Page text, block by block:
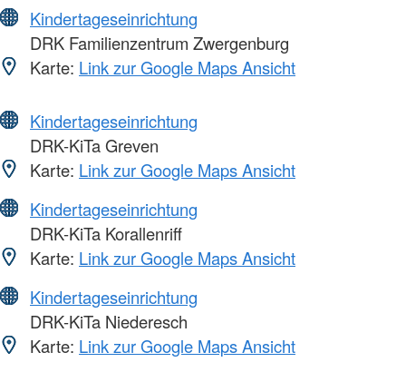
Kindertageseinrichtung
DRK Familienzentrum Zwergenburg
Karte: Link zur Google Maps Ansicht
Kindertageseinrichtung
DRK-KiTa Greven
Karte: Link zur Google Maps Ansicht
Kindertageseinrichtung
DRK-KiTa Korallenriff
Karte: Link zur Google Maps Ansicht
Kindertageseinrichtung
DRK-KiTa Niederesch
Karte: Link zur Google Maps Ansicht